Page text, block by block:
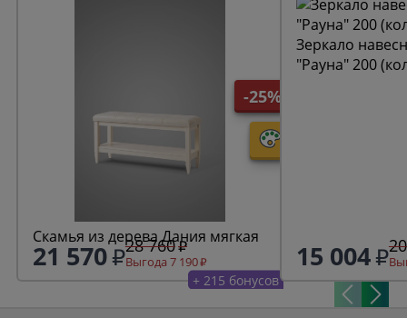
-25%
Скамья из дерева Дания мягкая
21 570 28 760
Выгода 7 190
+ 215 бонусов
Зеркало
"Рауна" 200
15 004